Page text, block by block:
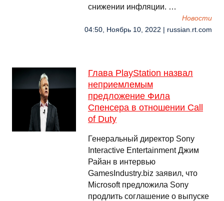
снижении инфляции. …
Новости
04:50, Ноябрь 10, 2022 | russian.rt.com
Глава PlayStation назвал
неприемлемым
предложение Фила
Спенсера в отношении Call
of Duty
Генеральный директор Sony
Interactive Entertainment Джим
Райан в интервью
GamesIndustry.biz заявил, что
Microsoft предложила Sony
продлить соглашение о выпуске